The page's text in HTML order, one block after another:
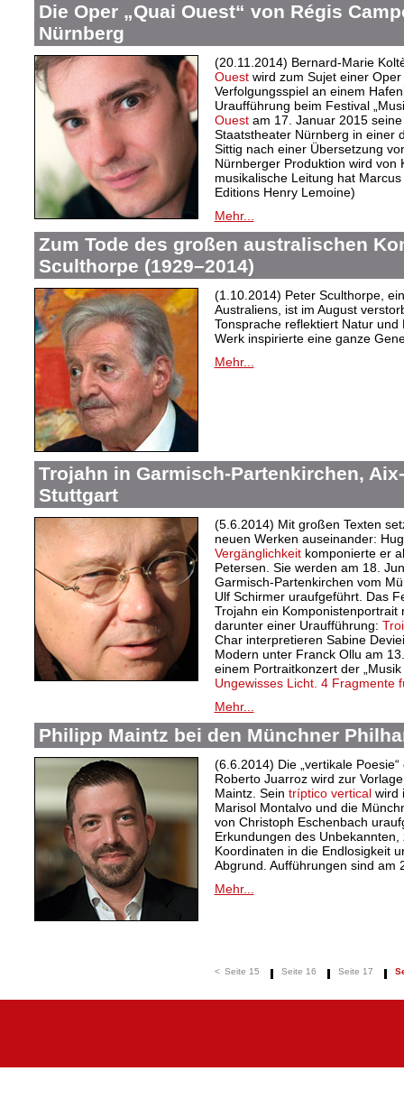
Die Oper „Quai Ouest“ von Régis
Nürnberg
(20.11.2014) Bernard-Marie
Ouestwird zum Sujet einer
Verfolgungsspiel an einem
Uraufführung beim Festival
Ouestam 17. Januar 2015
Staatstheater Nürnberg in einer
Sittig nach einer Übersetzung
Nürnberger Produktion wird von
musikalische Leitung hat
Editions Henry Lemoine)
Mehr...
Zum Tode des großen australischen
Sculthorpe (1929–2014)
(1.10.2014) Peter Sculthorpe,
Australiens, ist im August
Tonsprache reflektiert Natur
Werk inspirierte eine ganze
Mehr...
Trojahn in Garmisch-Partenkirchen,
Stuttgart
(5.6.2014) Mit großen Texten
neuen Werken auseinander:
Vergänglichkeitkomponierte er
Petersen. Sie werden am 18.
Garmisch-Partenkirchen vom
Ulf Schirmer uraufgeführt. Das
Trojahn ein Komponistenportrait
darunter einer Uraufführung:
Char interpretieren Sabine
Modern unter Franck Ollu am
einem Portraitkonzert der
Ungewisses Licht. 4 Fragmente
Mehr...
Philipp Maintz bei den Münchner
(6.6.2014) Die „vertikale
Roberto Juarroz wird zur
Maintz. Sein tríptico verticalwird
Marisol Montalvo und die
von Christoph Eschenbach
Erkundungen des
Koordinaten in die Endlosigkeit
Abgrund. Aufführungen sind am
Mehr...
< Seite 15 Seite 16 Seite 17